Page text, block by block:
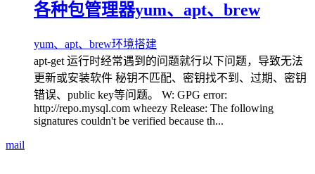
各种包管理器yum、apt、brew
yum、apt、brew环境搭建
apt-get 运行时经常遇到的问题就行以下问题，导致无法
更新或安装软件 秘钥不匹配、密钥找不到、过期、密钥
错误、public key等问题。 W: GPG error:
http://repo.mysql.com wheezy Release: The following
signatures couldn't be verified because th...
mail